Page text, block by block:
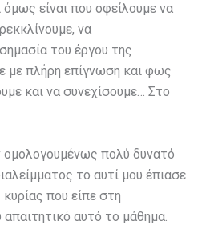
είναι που οφείλουμε να
να
του έργου της
με πλήρη επίγνωση και φως
και να συνεχίσουμε… Στο
ομολογουμένως πολύ δυνατό
το αυτί μου έπιασε
που είπε στη
αυτό το μάθημα.